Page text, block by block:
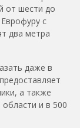
от шести до
с
два метра
даже в
а также
и в 500